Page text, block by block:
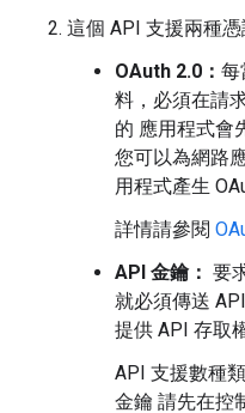
這個 API 支援兩種
OAuth 2.0： 每
料，必須在請
的 應用程式會
您可以為網路
用程式產生
詳情請參閱
API 金鑰： 要
就必須傳送
提供 API 存取
API 支援數種
金鑰 請先在控